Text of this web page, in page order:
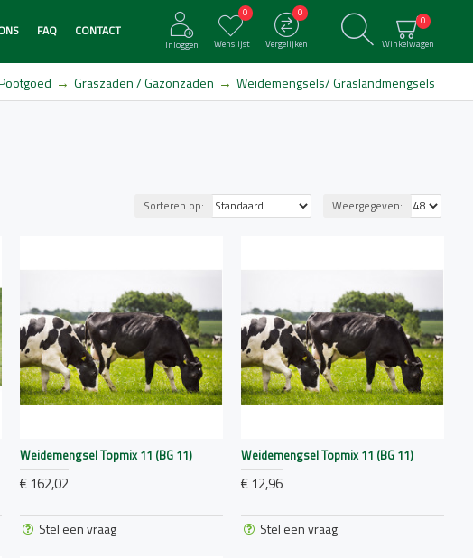
FAQ CONTACT
Inloggen Wenslijst
0
Vergelijken
0
Winkelwagen
0
Graszaden / Gazonzaden Weidemengsels/ Graslandmengsels
Sorteren op: Weergegeven:
Weidemengsel Topmix 11 (BG 11)
€ 162,02
Stel een vraag
Weidemengsel Topmix 11 (BG 11)
€ 12,96
Stel een vraag